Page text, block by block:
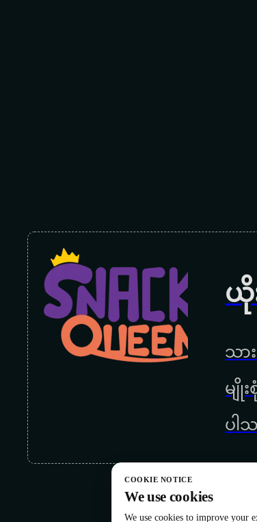
ယို
သာ
မျို
ပါ
COOKIE NOTICE
We use cookies
We use cookies to improve your